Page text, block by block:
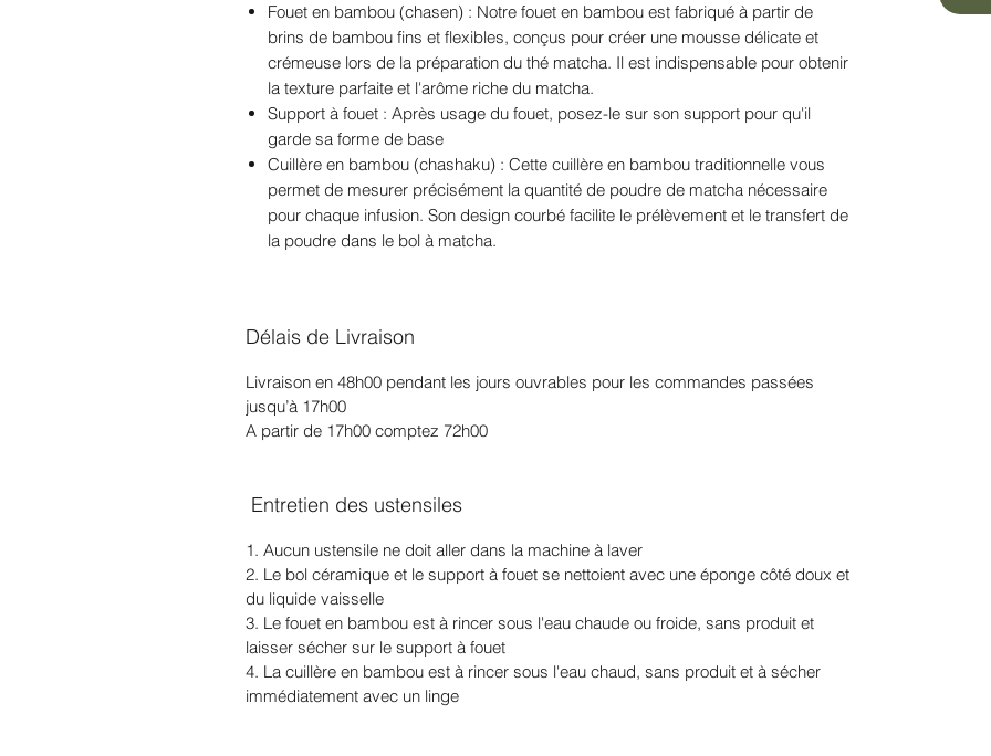
Fouet en bambou (chasen) : Notre fouet en bambou est fabriqué à partir de
brins de bambou fins et flexibles, conçus pour créer une mousse délicate et
crémeuse lors de la préparation du thé matcha. Il est indispensable pour obtenir
la texture parfaite et l'arôme riche du matcha.
Support à fouet : Après usage du fouet, posez-le sur son support pour qu'il
garde sa forme de base
Cuillère en bambou (chashaku) : Cette cuillère en bambou traditionnelle vous
permet de mesurer précisément la quantité de poudre de matcha nécessaire
pour chaque infusion. Son design courbé facilite le prélèvement et le transfert de
la poudre dans le bol à matcha.
Délais de Livraison
Livraison en 48h00 pendant les jours ouvrables pour les commandes passées
jusqu’à 17h00
A partir de 17h00 comptez 72h00
Entretien des ustensiles
1. Aucun ustensile ne doit aller dans la machine à laver
2. Le bol céramique et le support à fouet se nettoient avec une éponge côté doux et
du liquide vaisselle
3. Le fouet en bambou est à rincer sous l'eau chaude ou froide, sans produit et
laisser sécher sur le support à fouet
4. La cuillère en bambou est à rincer sous l'eau chaud, sans produit et à sécher
immédiatement avec un linge